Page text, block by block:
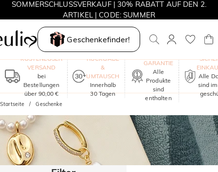
SOMMERSCHLUSSVERKAUF | 30% RABATT AUF DEN 2.
ARTIKEL | CODE: SUMMER
MOVE MY WAY | 3 KAUFEN, HALSKETTE GRATIS
Geschenkefinder!
KOSTENLOSER
VERSAND
bei
Bestellungen
über 90,00 €
RÜCKGABE
&
UMTAUSCH
Innerhalb
30 Tagen
GARANTIE
Alle
Produkte
sind
enthalten
Alle
sind
Startseite Geschenke